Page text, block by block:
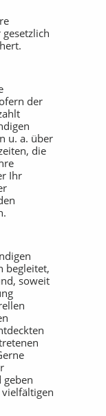
der
u. a. über
die
Ihr
begleitet,
soweit
geben